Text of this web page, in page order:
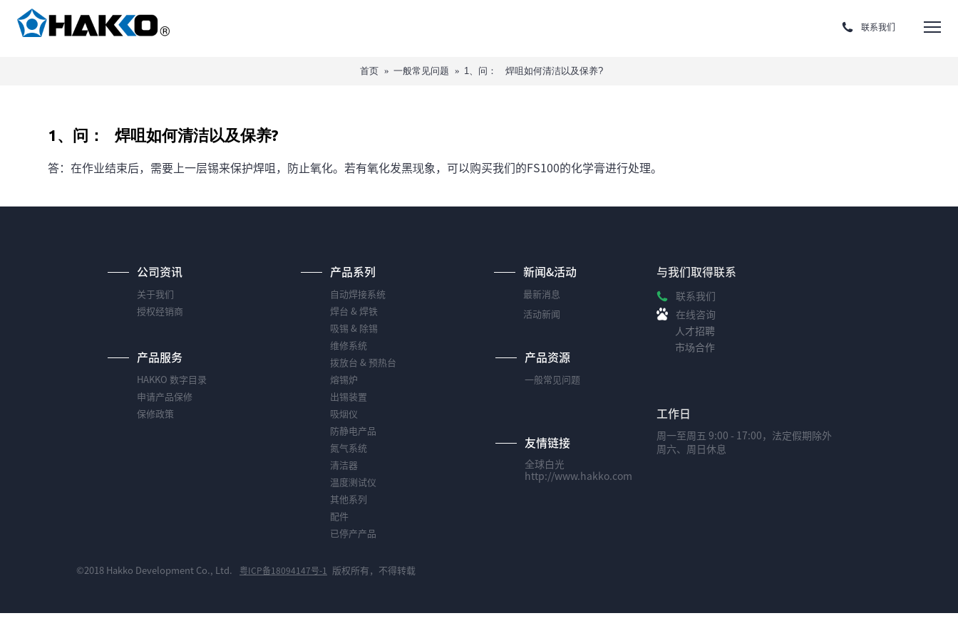
联系我们
首页 一般常见问题 1、问： 焊咀如何清洁以及保养?
1、问： 焊咀如何清洁以及保养?
答：在作业结束后，需要上一层锡来保护焊咀，防止氧化。若有氧化发黑现象，可以购买我们的FS100的化学膏进行处理。
公司资讯
关于我们
授权经销商
产品系列
自动焊接系统
焊台 & 焊铁
吸锡 & 除锡
维修系统
拨放台 & 预热台
熔锡炉
出锡装置
吸烟仪
防静电产品
氮气系统
清洁器
温度测试仪
其他系列
配件
已停产产品
新闻&活动
最新消息
活动新闻
产品服务
HAKKO 数字目录
申请产品保修
保修政策
产品资源
一般常见问题
友情链接
全球白光
http://www.hakko.com
与我们取得联系
联系我们
在线咨询
人才招聘
市场合作
工作日
周一至周五 9:00 - 17:00，法定假期除外
周六、周日休息
©2018 Hakko Development Co., Ltd. 粤ICP备18094147号-1 版权所有，不得转载